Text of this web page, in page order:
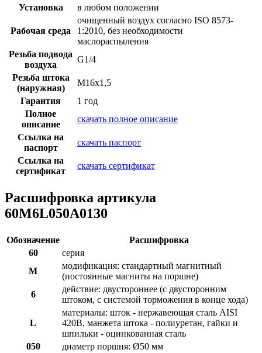
Установка
в любом положении
Рабочая среда
очищенный воздух согласно ISO 8573-
1:2010, без необходимости
маслораспыления
Резьба подвода
воздуха
G1/4
Резьба штока
(наружная)
M16x1,5
Гарантия
1 год
Полное
описание
скачать полное описание
Ссылка на
паспорт
скачать паспорт
Ссылка на
сертификат
скачать сертификат
Расшифровка артикула
60M6L050A0130
Обозначение
Расшифровка
60
серия
M
модификация: стандартный магнитный
(постоянные магниты на поршне)
6
действие: двустороннее (с двусторонним
штоком, с системой торможения в конце хода)
L
материалы: шток - нержавеющая сталь AISI
420B, манжета штока - полиуретан, гайки и
шпильки - оцинкованная сталь
050
диаметр поршня: Ø50 мм